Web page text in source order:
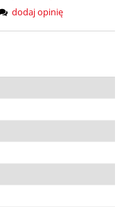
dodaj opinię